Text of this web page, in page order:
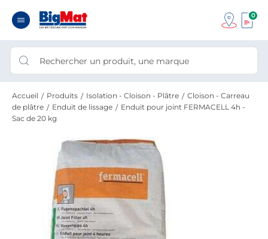
0
Accueil Produits Isolation - Cloison - Plâtre
Cloison - Carreau
de plâtre
Enduit de lissage
Enduit pour joint FERMACELL 4h -
Sac de 20 kg